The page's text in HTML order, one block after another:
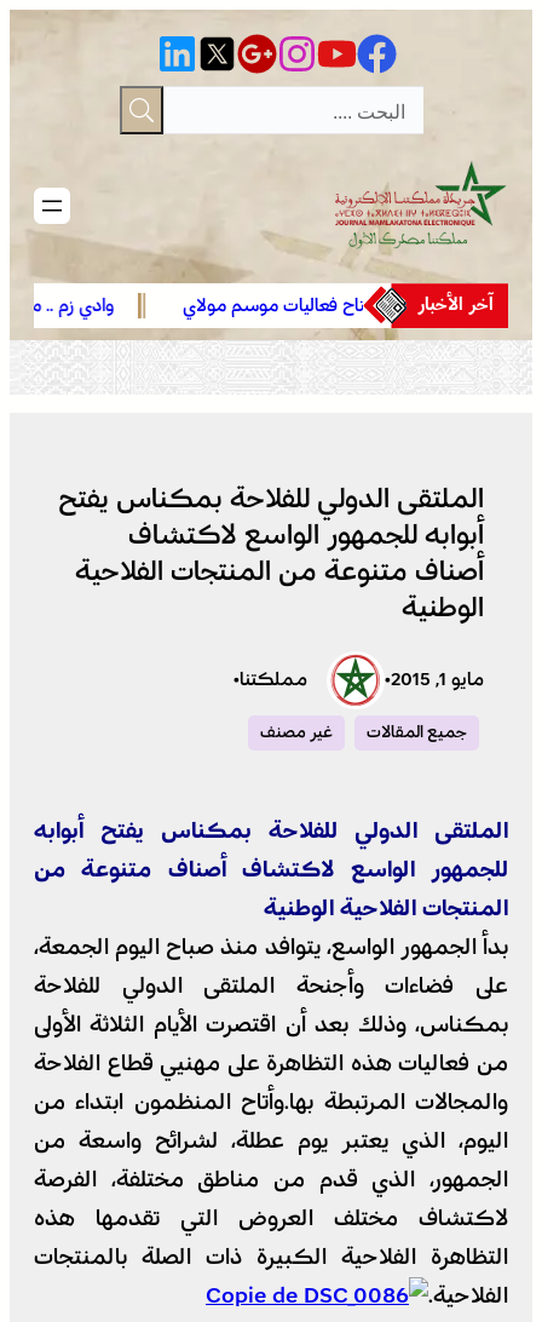
آخر الأخبار
الجديدة .. افتتاح فعاليات موسم مولاي
وادي زم .. مبادرة
الملتقى الدولي للفلاحة بمكناس يفتح
أبوابه للجمهور الواسع لاكتشاف
أصناف متنوعة من المنتجات الفلاحية
الوطنية
مايو 1, 2015 • مملكتنا•
جميع المقالات غير مصنف
الملتقى الدولي للفلاحة بمكناس يفتح أبوابه
للجمهور الواسع لاكتشاف أصناف متنوعة من
المنتجات الفلاحية الوطنية
بدأ الجمهور الواسع، يتوافد منذ صباح اليوم الجمعة،
على فضاءات وأجنحة الملتقى الدولي للفلاحة
بمكناس، وذلك بعد أن اقتصرت الأيام الثلاثة الأولى
من فعاليات هذه التظاهرة على مهنيي قطاع الفلاحة
والمجالات المرتبطة بها.وأتاح المنظمون ابتداء من
اليوم، الذي يعتبر يوم عطلة، لشرائح واسعة من
الجمهور، الذي قدم من مناطق مختلفة، الفرصة
لاكتشاف مختلف العروض التي تقدمها هذه
التظاهرة الفلاحية الكبيرة ذات الصلة بالمنتجات
الفلاحية.